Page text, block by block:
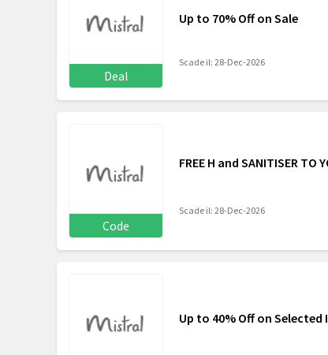
Deal
Up to 70% Off on Sale
Scade il: 28-Dec-2026
Code
FREE H and SANITISER TO
Scade il: 28-Dec-2026
Up to 40% Off on Selected